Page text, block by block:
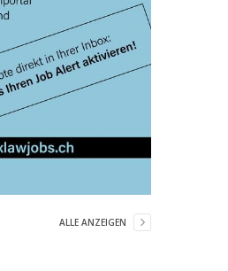
ALLE ANZEIGEN